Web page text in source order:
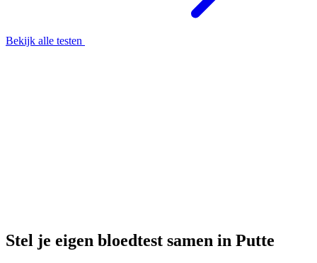
Bekijk alle testen
Stel je eigen bloedtest samen in Putte